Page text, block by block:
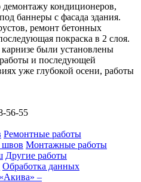
кондиционеров,
баннеры с фасада здания.
ремонт бетонных
покраска в 2 слоя.
были установлены
и последующей
уже глубокой осени, работы
56-55
Ремонтные работы
швов Монтажные работы
Другие работы
Обработка данных
«Акива» –